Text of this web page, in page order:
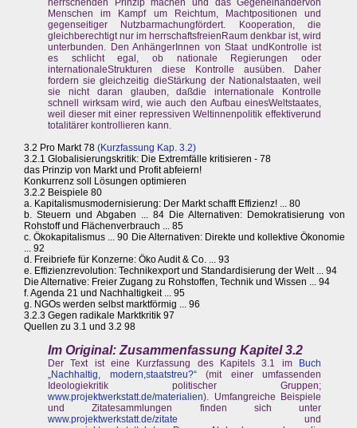
herrschenden Prinzip machen und das Gegeneinandervon
Menschen im Kampf um Reichtum, Machtpositionen und
gegenseitiger Nutzbarmachungfördert. Kooperation, die
gleichberechtigt nur im herrschaftsfreienRaum denkbar ist, wird
unterbunden. Den AnhängerInnen von Staat undKontrolle ist
es schlicht egal, ob nationale Regierungen oder
internationaleStrukturen diese Kontrolle ausüben. Daher
fordern sie gleichzeitig dieStärkung der Nationalstaaten, weil
sie nicht daran glauben, daßdie internationale Kontrolle
schnell wirksam wird, wie auch den Aufbau einesWeltstaates,
weil dieser mit einer repressiven Weltinnenpolitik effektiverund
totalitärer kontrollieren kann.
3.2 Pro Markt 78 (Kurzfassung Kap. 3.2)
3.2.1 Globalisierungskritik: Die Extremfälle kritisieren - 78
das Prinzip von Markt und Profit abfeiern!
Konkurrenz soll Lösungen optimieren
3.2.2 Beispiele 80
a. Kapitalismusmodernisierung: Der Markt schafft Effizienz! ... 80
b. Steuern und Abgaben ... 84 Die Alternativen: Demokratisierung von
Rohstoff und Flächenverbrauch ... 85
c. Ökokapitalismus ... 90 Die Alternativen: Direkte und kollektive Ökonomie
... 92
d. Freibriefe für Konzerne: Öko Audit & Co. ... 93
e. Effizienzrevolution: Technikexport und Standardisierung der Welt ... 94
Die Alternative: Freier Zugang zu Rohstoffen, Technik und Wissen ... 94
f. Agenda 21 und Nachhaltigkeit ... 95
g. NGOs werden selbst marktförmig ... 96
3.2.3 Gegen radikale Marktkritik 97
Quellen zu 3.1 und 3.2 98
Im Original: Zusammenfassung Kapitel 3.2
Der Text ist eine Kurzfassung des Kapitels 3.1 im
Buch
„Nachhaltig, modern,staatstreu?“(mit einer umfassenden
Ideologiekritik politischer Gruppen;
www.projektwerkstatt.de/materialien). Umfangreiche Beispiele
und Zitatesammlungen finden sich unter
www.projektwerkstatt.de/zitate und